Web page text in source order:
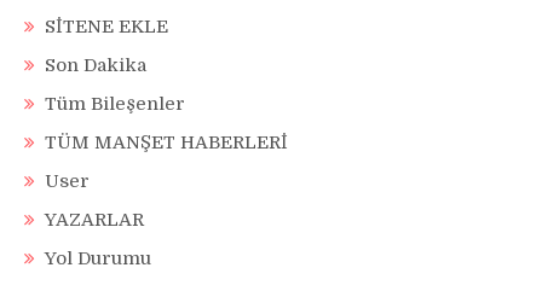
SİTENE EKLE
Son Dakika
Tüm Bileşenler
TÜM MANŞET HABERLERİ
User
YAZARLAR
Yol Durumu